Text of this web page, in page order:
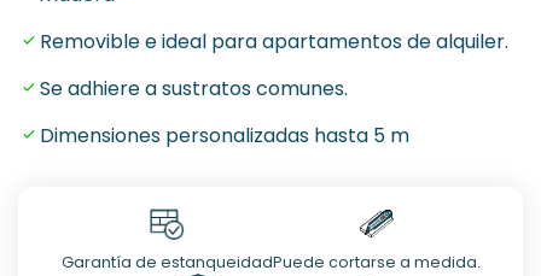
Removible e ideal para apartamentos de alquiler.
Se adhiere a sustratos comunes.
Dimensiones personalizadas hasta 5 m
Garantía de estanqueidadPuede cortarse a medida.